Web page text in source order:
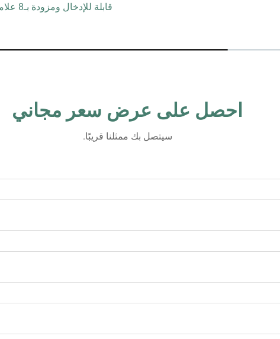
قابلة للإدخال ومزودة بـ8 علامات تبويب
احصل على عرض سعر مجاني
سيتصل بك ممثلنا قريبًا.